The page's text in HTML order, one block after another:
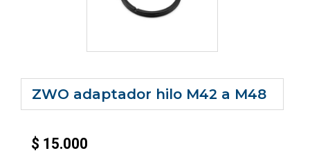
ZWO adaptador hilo M42 a M48
$ 15.000